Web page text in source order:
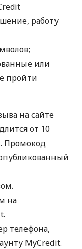
работу
или
пройти
на сайте
от 10
Промокод
на
телефона,
MyCredit.